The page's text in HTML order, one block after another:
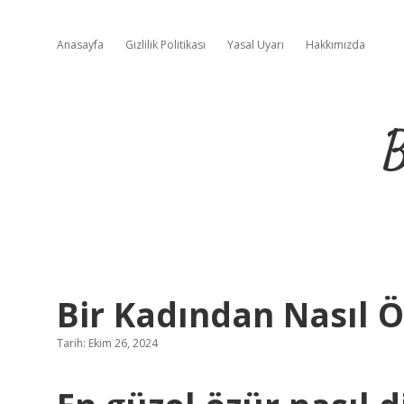
Anasayfa Gizlilik Politikası Yasal Uyarı Hakkımızda
Bir Kadından Nasıl
Tarih: Ekim 26, 2024